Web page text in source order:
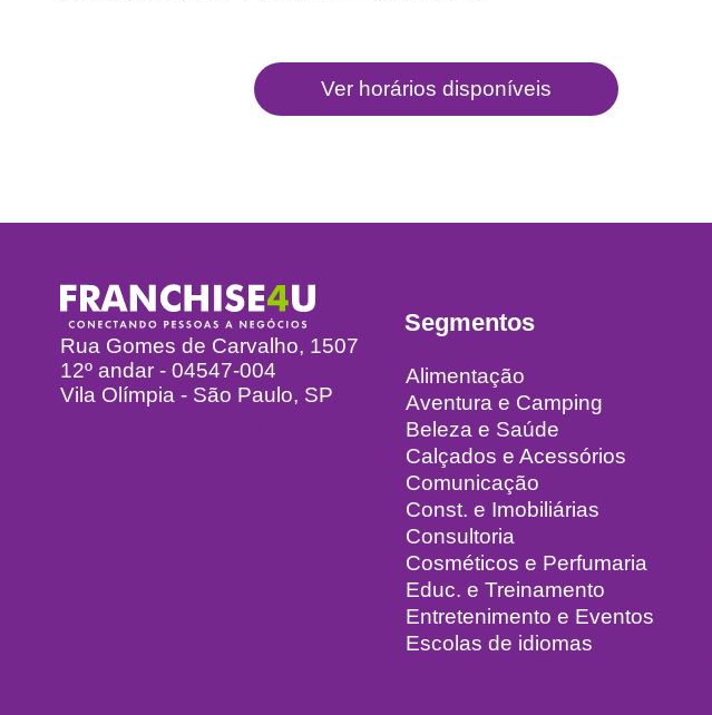
Rua Gomes de Carvalho, 1507
12º andar - 04547-004
Vila Olímpia - São Paulo, SP
Segmentos
Alimentação
Aventura e Camping
Beleza e Saúde
Calçados e Acessórios
Comunicação
Const. e Imobiliárias
Consultoria
Cosméticos e Perfumaria
Educ. e Treinamento
Entretenimento e Eventos
Escolas de idiomas